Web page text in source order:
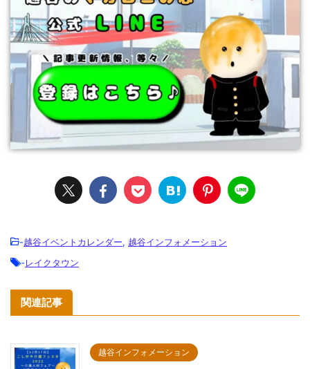
-越谷イベントカレンダー, 越谷インフォメーション
-レイクタウン
関連記事
越谷インフォメーション